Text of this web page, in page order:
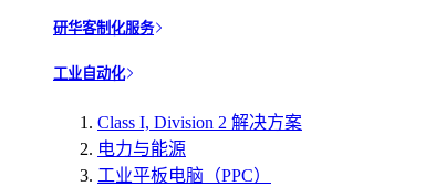
研华客制化服务
工业自动化
Class I, Division 2 解决方案
电力与能源
工业平板电脑（PPC）